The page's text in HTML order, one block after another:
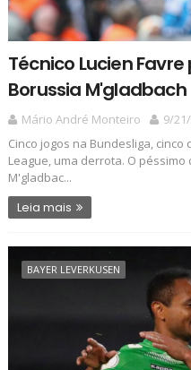
Técnico Lucien
Borussia M'gladbach
Mário André Monteiro
9/
Cinco jogos na Bundesliga,
League, uma derrota. O
M'gladbac...
Leia mais
BAYER LEVERKUSEN